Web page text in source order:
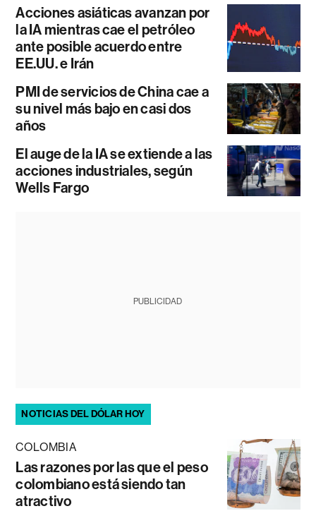
Acciones asiáticas avanzan por
la IA mientras cae el petróleo
ante posible acuerdo entre
EE.UU. e Irán
PMI de servicios de China cae a
su nivel más bajo en casi dos
años
El auge de la IA se extiende a las
acciones industriales, según
Wells Fargo
PUBLICIDAD
NOTICIAS DEL DÓLAR HOY
COLOMBIA
Las razones por las que el peso
colombiano está siendo tan
atractivo